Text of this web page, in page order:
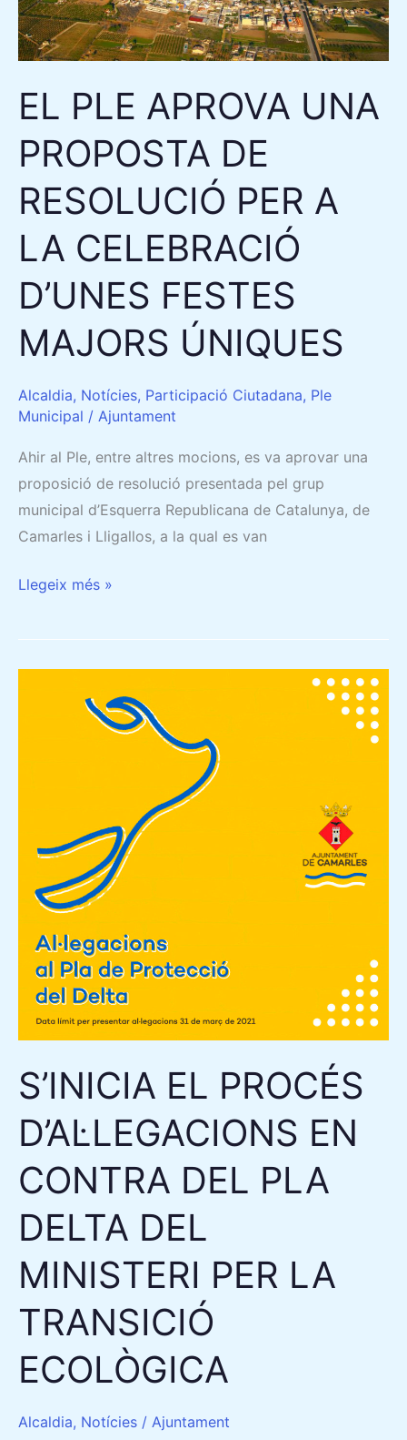
EL PLE APROVA UNA
PROPOSTA DE
RESOLUCIÓ PER A
LA CELEBRACIÓ
D’UNES FESTES
MAJORS ÚNIQUES
Alcaldia, Notícies, Participació Ciutadana, Ple
Municipal / Ajuntament
Ahir al Ple, entre altres mocions, es va aprovar una
proposició de resolució presentada pel grup
municipal d’Esquerra Republicana de Catalunya, de
Camarles i Lligallos, a la qual es van
PER
A
LA
CELEBRACIÓ
D’UNES
FESTES
MAJORS
ÚNIQUES
Llegeix més »
S’INICIA EL PROCÉS
D’AL·LEGACIONS EN
CONTRA DEL PLA
DELTA DEL
MINISTERI PER LA
TRANSICIÓ
ECOLÒGICA
Alcaldia, Notícies / Ajuntament
DELTA
MINISTERI
PER
LA
TRANSICIÓ